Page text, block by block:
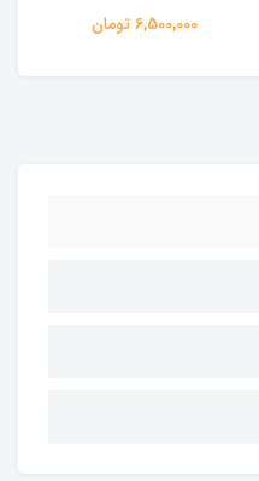
6,500,000 تومان